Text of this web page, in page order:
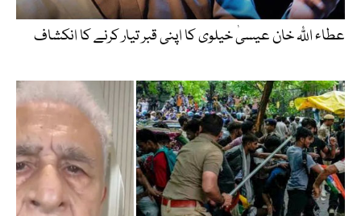
عطاء اللّٰہ خان عیسیٰ خیلوی کا اپنی قبر تیار کرنے کا انکشاف